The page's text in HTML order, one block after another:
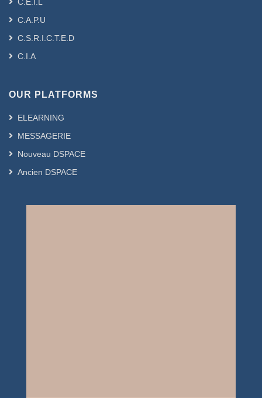
C.A.P.U
C.S.R.I.C.T.E.D
C.I.A
OUR PLATFORMS
ELEARNING
MESSAGERIE
Nouveau DSPACE
Ancien DSPACE